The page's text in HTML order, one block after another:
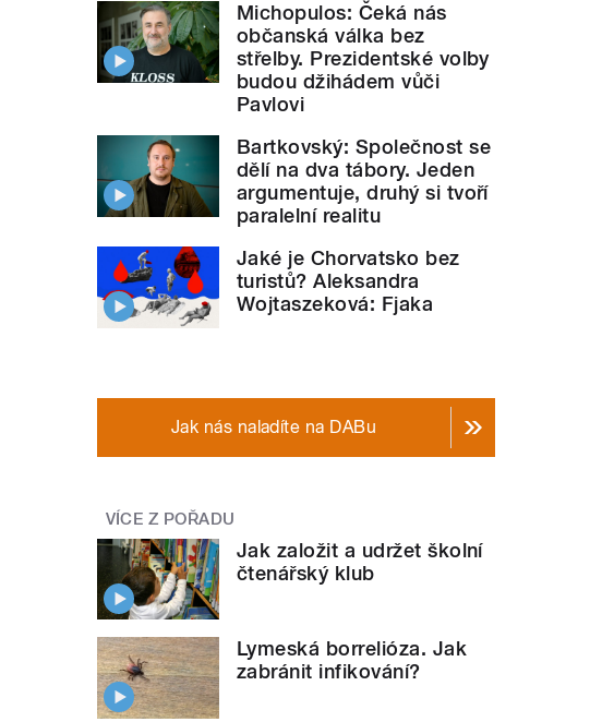
Michopulos: Čeká nás
občanská válka bez
střelby. Prezidentské volby
budou džihádem vůči
Pavlovi
Bartkovský: Společnost se
dělí na dva tábory. Jeden
argumentuje, druhý si tvoří
paralelní realitu
Jaké je Chorvatsko bez
turistů? Aleksandra
Wojtaszeková: Fjaka
Jak nás naladíte na DABu
VÍCE Z POŘADU
Jak založit a udržet školní
čtenářský klub
Lymeská borrelióza. Jak
zabránit infikování?